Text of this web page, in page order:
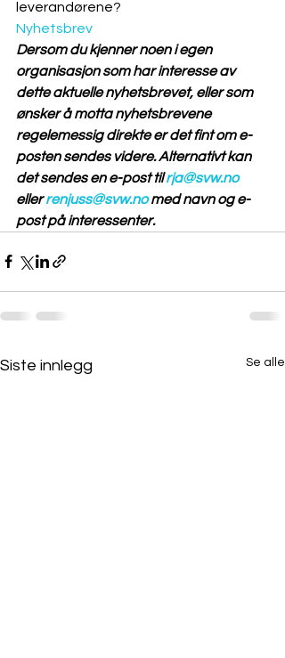
leverandørene?
Nyhetsbrev
Dersom du kjenner noen i egen
organisasjon som har interesse av
dette aktuelle nyhetsbrevet, eller som
ønsker å motta nyhetsbrevene
regelemessig direkte er det fint om e-
posten sendes videre. Alternativt kan
det sendes en e-post til rja@svw.no
eller renjuss@svw.no med navn og e-
post på interessenter.
Siste innlegg Se alle